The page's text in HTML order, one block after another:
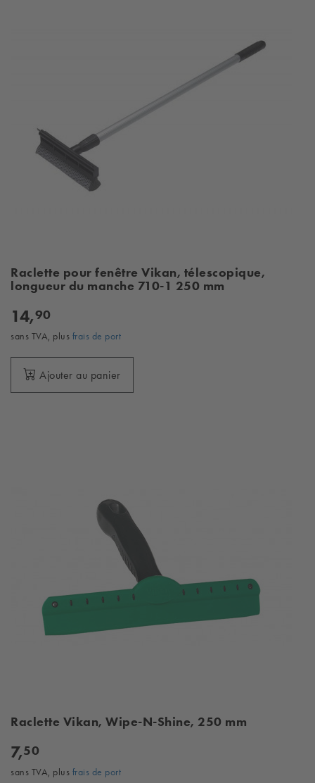
Raclette pour fenêtre Vikan, télescopique,
longueur du manche 710-1 250 mm
14,90
sans TVA, plus frais de port
Ajouter au panier
Raclette Vikan, Wipe-N-Shine, 250 mm
7,50
sans TVA, plus frais de port